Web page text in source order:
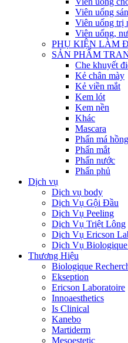
Viên uống
Viên uống trị
Viên uống,
PHỤ KIỆN LÀM
SẢN PHẨM
Che khuyết
Kẻ chân mày
Kẻ viền mắt
Kem lót
Kem nền
Khác
Mascara
Phấn má hồng
Phấn mắt
Phấn nước
Phấn phủ
Dịch vụ
Dịch vụ body
Dịch Vụ Gội Đầu
Dịch Vụ Peeling
Dịch Vụ Triệt Lông
Dịch Vụ Ericson
Dịch Vụ Biologique
Thương Hiệu
Biologique
Ekseption
Ericson Laboratoire
Innoaesthetics
Is Clinical
Kanebo
Martiderm
Mesoestetic